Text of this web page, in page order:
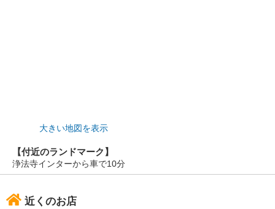
大きい地図を表示
【付近のランドマーク】
浄法寺インターから車で10分
近くのお店